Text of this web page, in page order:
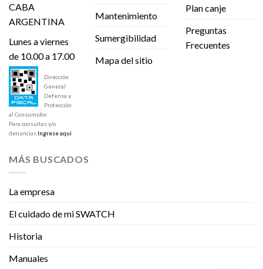
CABA
ARGENTINA
Lunes a viernes
de 10.00 a 17.00
Dirección
General
Defensa y
Protección
al Consumidor.
Para consultas y/o
denuncias Ingrese aquí
Mantenimiento
Sumergibilidad
Mapa del sitio
Plan canje
Preguntas
Frecuentes
MÁS BUSCADOS
La empresa
El cuidado de mi SWATCH
Historia
Manuales